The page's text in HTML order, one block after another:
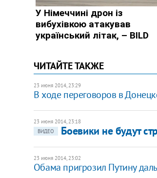
ЧИТАЙТЕ ТАКЖЕ
23 июня 2014, 23:29
В ходе переговоров в
23 июня 2014, 23:18
ВИДЕО
Боевики не будут
23 июня 2014, 23:02
Обама пригрозил Путину